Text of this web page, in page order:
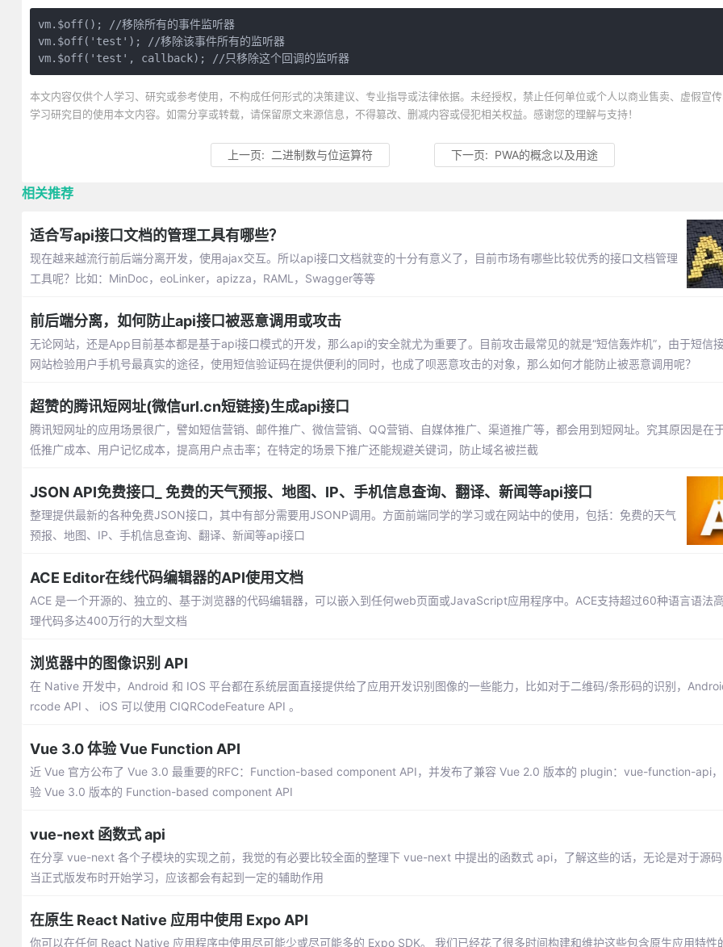
vm.$off(); //移除所有的事件监听器
vm.$off('test'); //移除该事件所有的监听器
vm.$off('test', callback); //只移除这个回调的监听器
本文内容仅供个人学习、研究或参考使用，不构成任何形式的决策建议、专业指导或法律依据。未经授权，禁止任何单位或个人以商业售卖、虚假宣
学习研究目的使用本文内容。如需分享或转载，请保留原文来源信息，不得篡改、删减内容或侵犯相关权益。感谢您的理解与支持！
上一页: 二进制数与位运算符 下一页: PWA的概念以及用途
相关推荐
适合写api接口文档的管理工具有哪些？
现在越来越流行前后端分离开发，使用ajax交互。所以api接口文档就变的十分有意义了，目前市场有哪些比较优秀的接口文档管理
工具呢？比如：MinDoc，eoLinker，apizza，RAML，Swagger等等
前后端分离，如何防止api接口被恶意调用或攻击
无论网站，还是App目前基本都是基于api接口模式的开发，那么api的安全就尤为重要了。目前攻击最常见的就是“短信轰炸机”，由于短信
网站检验用户手机号最真实的途径，使用短信验证码在提供便利的同时，也成了呗恶意攻击的对象，那么如何才能防止被恶意调用呢？
超赞的腾讯短网址(微信url.cn短链接)生成api接口
腾讯短网址的应用场景很广，譬如短信营销、邮件推广、微信营销、QQ营销、自媒体推广、渠道推广等，都会用到短网址。究其原因是在
低推广成本、用户记忆成本，提高用户点击率；在特定的场景下推广还能规避关键词，防止域名被拦截
JSON API免费接口_ 免费的天气预报、地图、IP、手机信息查询、翻译、新闻等api接口
整理提供最新的各种免费JSON接口，其中有部分需要用JSONP调用。方面前端同学的学习或在网站中的使用，包括：免费的天气
预报、地图、IP、手机信息查询、翻译、新闻等api接口
ACE Editor在线代码编辑器的API使用文档
ACE 是一个开源的、独立的、基于浏览器的代码编辑器，可以嵌入到任何web页面或JavaScript应用程序中。ACE支持超过60种语言语法
理代码多达400万行的大型文档
浏览器中的图像识别 API
在 Native 开发中，Android 和 IOS 平台都在系统层面直接提供给了应用开发识别图像的一些能力，比如对于二维码/条形码的识别，
rcode API 、 iOS 可以使用 CIQRCodeFeature API 。
Vue 3.0 体验 Vue Function API
近 Vue 官方公布了 Vue 3.0 最重要的RFC：Function-based component API，并发布了兼容 Vue 2.0 版本的 plugin：vue-function-api
验 Vue 3.0 版本的 Function-based component API
vue-next 函数式 api
在分享 vue-next 各个子模块的实现之前，我觉的有必要比较全面的整理下 vue-next 中提出的函数式 api，了解这些的话，无论是对于源
当正式版发布时开始学习，应该都会有起到一定的辅助作用
在原生 React Native 应用中使用 Expo API
你可以在任何 React Native 应用程序中使用尽可能少或尽可能多的 Expo SDK。 我们已经花了很多时间构建和维护这些包含原生应用特性